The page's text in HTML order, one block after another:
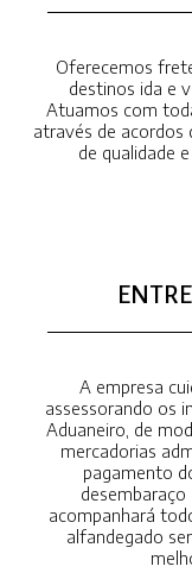
Oferecemos
destinos ida e
Atuamos com
através de acordos
de qualidade
A empresa
assessorando os
Aduaneiro, de
mercadorias
pagamento
desembaraço
acompanhará
alfandegado